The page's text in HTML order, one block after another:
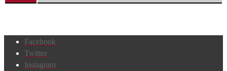
Facebook
Twitter
Instagram